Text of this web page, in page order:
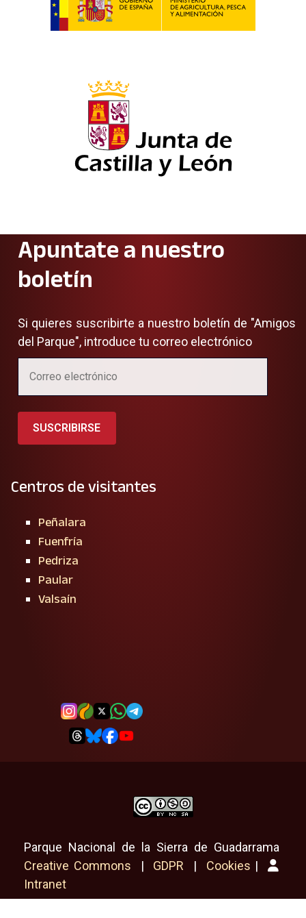
Apuntate a nuestro
boletín
Si quieres suscribirte a nuestro boletín de "Amigos
del Parque", introduce tu correo electrónico
SUSCRIBIRSE
Centros de visitantes
Peñalara
Fuenfría
Pedriza
Paular
Valsaín
Parque Nacional de la Sierra de Guadarrama
Creative Commons | GDPR | Cookies |
Intranet